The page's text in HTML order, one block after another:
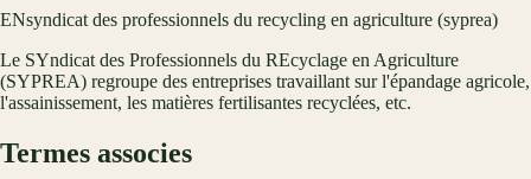
ENsyndicat des professionnels du recycling en agriculture (syprea)
Le SYndicat des Professionnels du REcyclage en Agriculture
(SYPREA) regroupe des entreprises travaillant sur l'épandage agricole,
l'assainissement, les matières fertilisantes recyclées, etc.
Termes associes